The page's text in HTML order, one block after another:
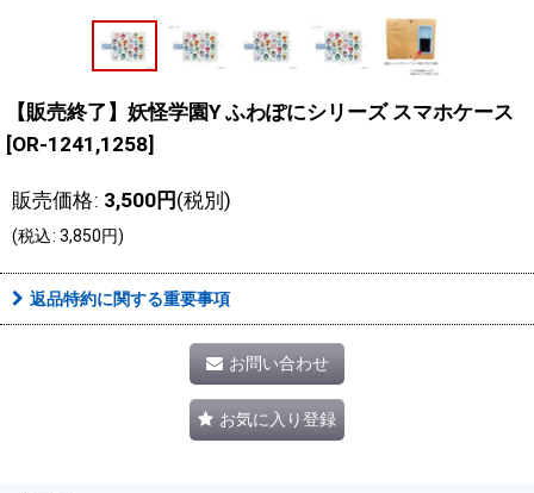
【販売終了】妖怪学園Y ふわぽにシリーズ スマホケース
[OR-1241,1258]
販売価格: 3,500円 (税別)
(税込: 3,850円)
返品特約に関する重要事項
お問い合わせ
お気に入り登録